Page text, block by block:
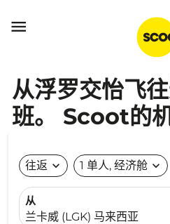

从浮罗交怡飞
班。 Scoot的
往返 expand_more 1 单人, 经济舱 expand_more
从
兰卡威 (LGK) 马来西亚